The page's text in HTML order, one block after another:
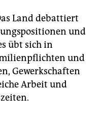
Land debattiert
und
übt sich in
und
Gewerkschaften
Arbeit und